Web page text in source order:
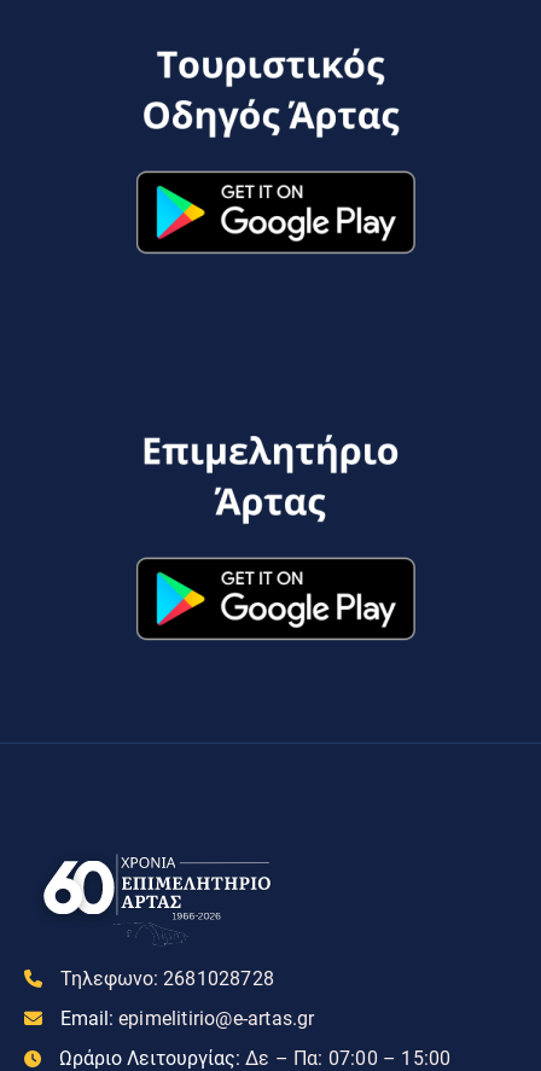
Τηλεφωνο: 2681028728
Email: epimelitirio@e-artas.gr
Ωράριο Λειτουργίας: Δε – Πα: 07:00 – 15:00